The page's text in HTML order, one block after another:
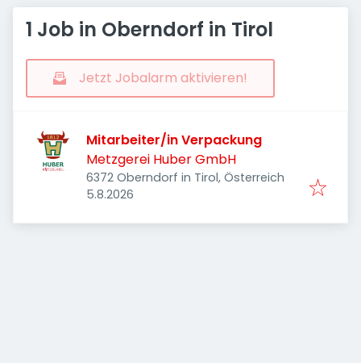
1 Job in Oberndorf in Tirol
Jetzt Jobalarm aktivieren!
Mitarbeiter/in Verpackung
Metzgerei Huber GmbH
6372 Oberndorf in Tirol, Österreich
Veröffentlicht
5.8.2026